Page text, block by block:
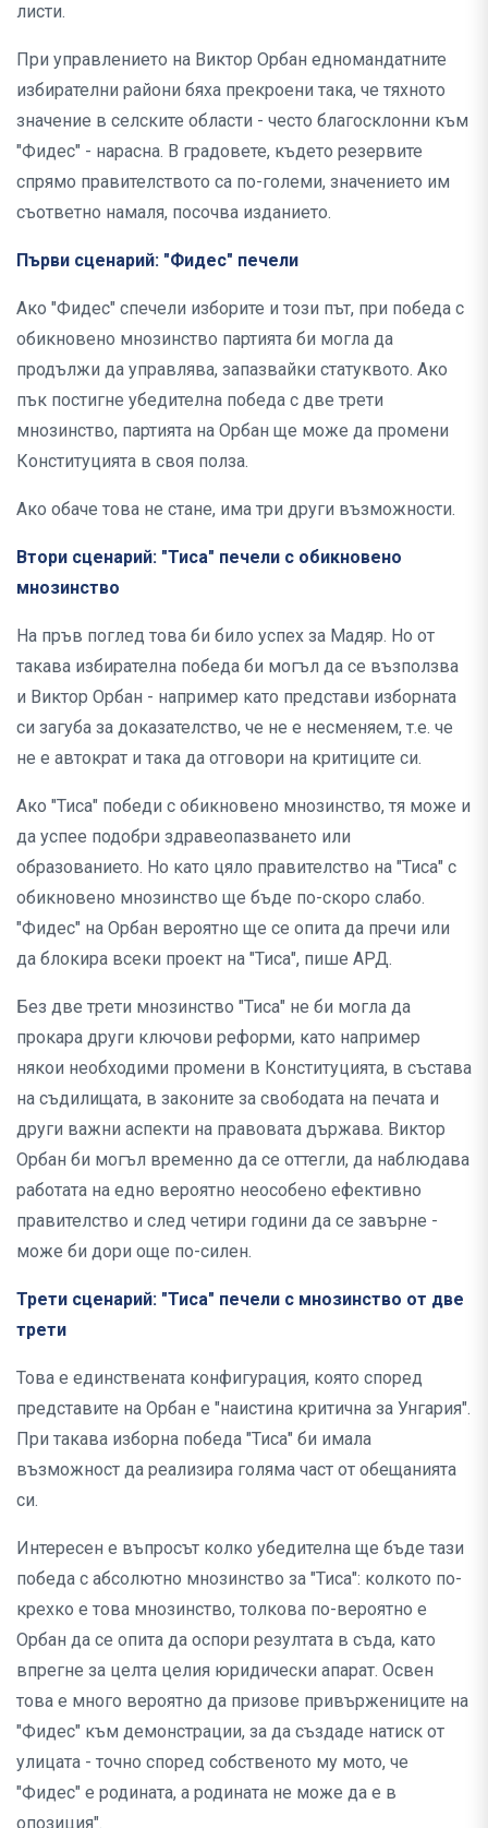
листи.
При управлението на Виктор Орбан едномандатните
избирателни райони бяха прекроени така, че тяхното
значение в селските области - често благосклонни към
"Фидес" - нарасна. В градовете, където резервите
спрямо правителството са по-големи, значението им
съответно намаля, посочва изданието.
Първи сценарий: "Фидес" печели
Ако "Фидес" спечели изборите и този път, при победа с
обикновено мнозинство партията би могла да
продължи да управлява, запазвайки статуквото. Ако
пък постигне убедителна победа с две трети
мнозинство, партията на Орбан ще може да промени
Конституцията в своя полза.
Ако обаче това не стане, има три други възможности.
Втори сценарий: "Тиса" печели с обикновено
мнозинство
На пръв поглед това би било успех за Мадяр. Но от
такава избирателна победа би могъл да се възползва
и Виктор Орбан - например като представи изборната
си загуба за доказателство, че не е несменяем, т.е. че
не е автократ и така да отговори на критиците си.
Ако "Тиса" победи с обикновено мнозинство, тя може и
да успее подобри здравеопазването или
образованието. Но като цяло правителство на "Тиса" с
обикновено мнозинство ще бъде по-скоро слабо.
"Фидес" на Орбан вероятно ще се опита да пречи или
да блокира всеки проект на "Тиса", пише АРД.
Без две трети мнозинство "Тиса" не би могла да
прокара други ключови реформи, като например
някои необходими промени в Конституцията, в състава
на съдилищата, в законите за свободата на печата и
други важни аспекти на правовата държава. Виктор
Орбан би могъл временно да се оттегли, да наблюдава
работата на едно вероятно неособено ефективно
правителство и след четири години да се завърне -
може би дори още по-силен.
Трети сценарий: "Тиса" печели с мнозинство от две
трети
Това е единствената конфигурация, която според
представите на Орбан е "наистина критична за Унгария".
При такава изборна победа "Тиса" би имала
възможност да реализира голяма част от обещанията
си.
Интересен е въпросът колко убедителна ще бъде тази
победа с абсолютно мнозинство за "Тиса": колкото по-
крехко е това мнозинство, толкова по-вероятно е
Орбан да се опита да оспори резултата в съда, като
впрегне за целта целия юридически апарат. Освен
това е много вероятно да призове привържениците на
"Фидес" към демонстрации, за да създаде натиск от
улицата - точно според собственото му мото, че
"Фидес" е родината, а родината не може да е в
опозиция".